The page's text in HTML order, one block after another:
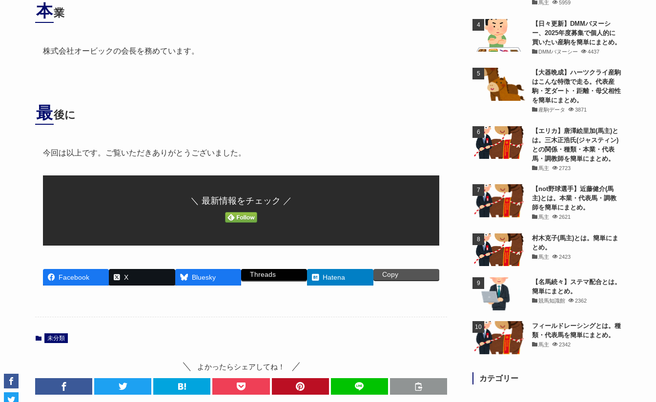
本業
株式会社オービックの会長を務めています。
最後に
今回は以上です。ご覧いただきありがとうございました。
＼ 最新情報をチェック ／
Facebook X Bluesky Threads Hatena Copy
未分類
よかったらシェアしてね！
馬主 5959
【日々更新】DMMバヌーシ
ー、2025年度募集で個人的に
買いたい産駒を簡単にまとめ。
DMMバヌーシー 4437
【大器晩成】ハーツクライ産駒
はこんな特徴で走る。代表産
駒・芝ダート・距離・母父相性
を簡単にまとめ。
産駒データ 3871
【エリカ】唐澤絵里加(馬主)と
は。三木正浩氏(ジャスティン)
との関係・種類・本業・代表
馬・調教師を簡単にまとめ。
馬主 2723
【not野球選手】近藤健介(馬
主)とは。本業・代表馬・調教
師を簡単にまとめ。
馬主 2621
村木克子(馬主)とは。簡単にま
とめ。
馬主 2423
【名馬続々】ステマ配合とは。
簡単にまとめ。
競馬知識館 2362
フィールドレーシングとは。種
類・代表馬を簡単にまとめ。
馬主 2342
カテゴリー